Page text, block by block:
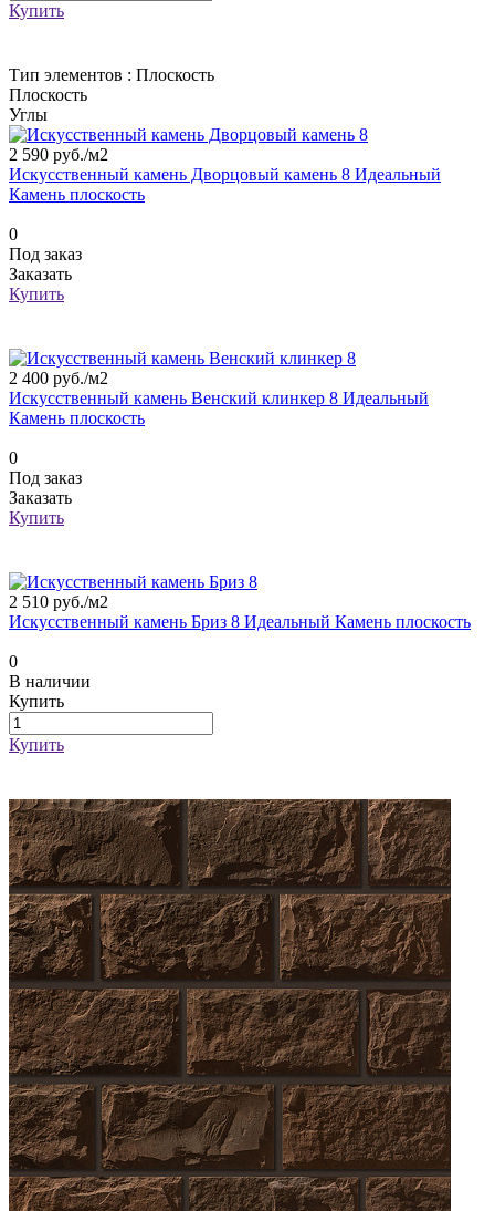
Купить
Тип элементов : Плоскость
Плоскость
Углы
2 590 руб./м2
Искусственный камень Дворцовый камень 8 Идеальный
Камень плоскость
0
Под заказ
Заказать
Купить
2 400 руб./м2
Искусственный камень Венский клинкер 8 Идеальный
Камень плоскость
0
Под заказ
Заказать
Купить
2 510 руб./м2
Искусственный камень Бриз 8 Идеальный Камень плоскость
0
В наличии
Купить
Купить